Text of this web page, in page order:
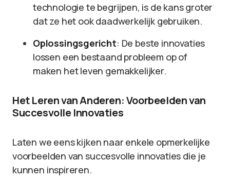
technologie te begrijpen, is de kans groter
dat ze het ook daadwerkelijk gebruiken.
Oplossingsgericht: De beste innovaties
lossen een bestaand probleem op of
maken het leven gemakkelijker.
Het Leren van Anderen: Voorbeelden van
Succesvolle Innovaties
Laten we eens kijken naar enkele opmerkelijke
voorbeelden van succesvolle innovaties die je
kunnen inspireren.